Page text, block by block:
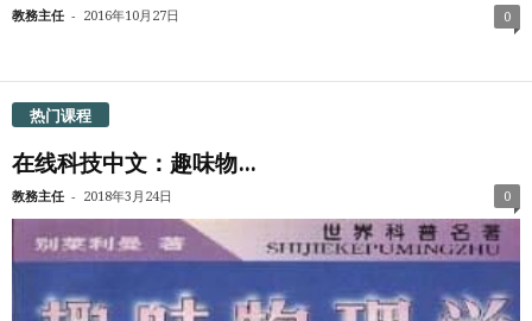
教務主任 - 2016年10月27日 0
热门课程
在线科技中文：趣味物...
教務主任 - 2018年3月24日 0